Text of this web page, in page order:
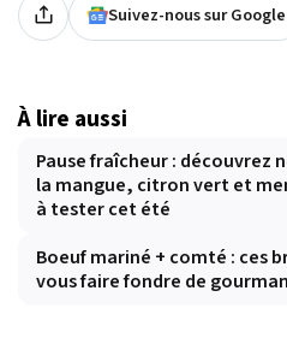
Suivez-nous sur Google
À lire aussi
Pause fraîcheur : découvrez
la mangue, citron vert et
à tester cet été
Boeuf mariné + comté : ces
vous faire fondre de